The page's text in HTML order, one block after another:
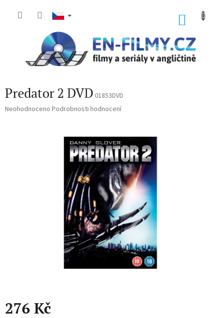
Predator 2 DVD 01853DVD
Průměrné
Neohodnoceno Podrobnosti hodnocení
276 Kč